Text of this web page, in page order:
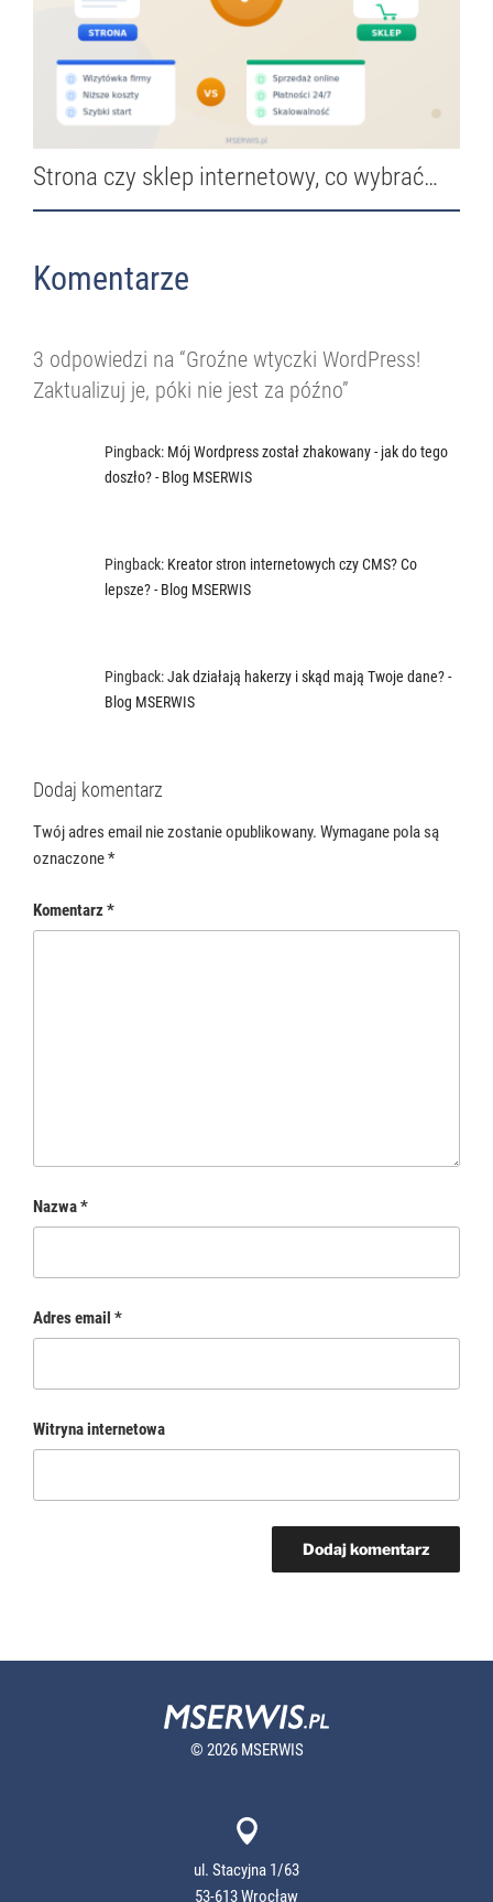
Strona czy sklep internetowy, co wybrać…
Komentarze
3 odpowiedzi na “Groźne wtyczki WordPress!
Zaktualizuj je, póki nie jest za późno”
Pingback: Mój Wordpress został zhakowany - jak do tego
doszło? - Blog MSERWIS
Pingback: Kreator stron internetowych czy CMS? Co
lepsze? - Blog MSERWIS
Pingback:Jak działają hakerzy i skąd mają Twoje dane? -
Blog MSERWIS
Dodaj komentarz
Twój adres email nie zostanie opublikowany. Wymagane pola są
oznaczone*
Komentarz*
Nazwa*
Adres email *
Witryna internetowa
© 2026 MSERWIS
ul. Stacyjna 1/63
53-613 Wrocław